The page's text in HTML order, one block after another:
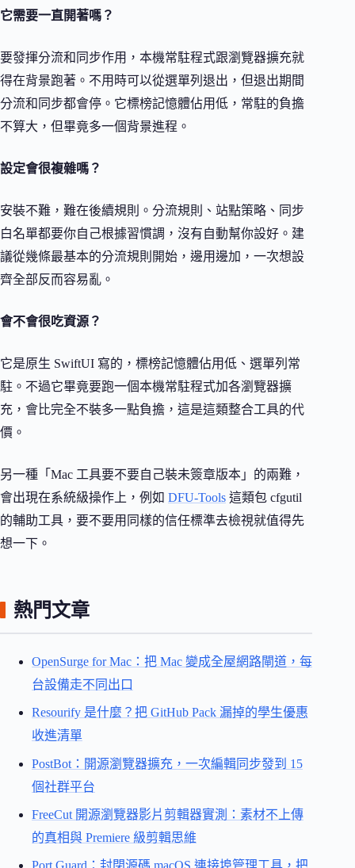
它需要一直開著嗎？
要發揮分流和同步作用，本機常駐程式跟瀏覽器擴充就
得在背景跑著。不用時可以從選單列退出，但退出期間
分流和同步都會停。它標榜記憶體佔用低，常駐的負擔
不算大，但畢竟多一個背景進程。
設定會很複雜嗎？
安裝不難，難在後續規則。分流規則、站點策略、同步
白名單都要你自己根據習慣調，沒有自動幫你設好。建
議從幾條最基本的分流規則開始，邊用邊加，一次想設
齊全部反而容易亂。
會不會很吃資源？
它是原生 SwiftUI 寫的，標榜記憶體佔用低、選單列常
駐。不過它畢竟要跑一個本機常駐程式加各瀏覽器擴
充，會比完全不裝多一點負擔，這是這類整合工具的代
價。
另一種「Mac 工具要不要自己裝未簽章版本」的兩難，
會出現在系統級操作上，例如 DFU-Tools 這類包 cfgutil
的輔助工具，要不要用同樣的信任標準去檢視就值得先
想一下。
熱門文章
OpenSurge for Mac：把 Mac 變成全屋網路閘道，每
台設備走不同出口
Resourify 是什麼？把 GitHub Pack 漏掉的學生優惠
收進清單
PostBot：開源瀏覽器擴充，一次編輯同步發到 15
個社群平台
FreeCut 開源瀏覽器影片剪輯器實測：素材不上傳
的真相與 Premiere 級剪輯思維